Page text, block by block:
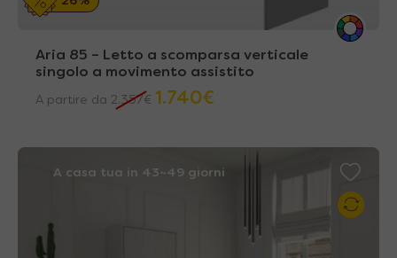
Aria 85 – Letto a scomparsa verticale
singolo a movimento assistito
A partire da 2.357€ 1.740€
A casa tua in 43~49 giorni